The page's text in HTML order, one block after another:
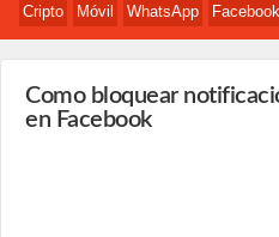
Cripto Móvil WhatsApp Facebook
Como bloquear
en Facebook